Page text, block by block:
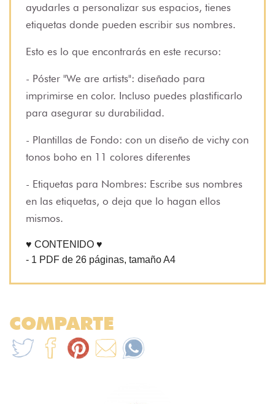
ayudarles a personalizar sus espacios, tienes
etiquetas donde pueden escribir sus nombres.
Esto es lo que encontrarás en este recurso:
- Póster "We are artists": diseñado para
imprimirse en color. Incluso puedes plastificarlo
para asegurar su durabilidad.
- Plantillas de Fondo: con un diseño de vichy con
tonos boho en 11 colores diferentes
- Etiquetas para Nombres: Escribe sus nombres
en las etiquetas, o deja que lo hagan ellos
mismos.
♥ CONTENIDO ♥
- 1 PDF de 26 páginas, tamaño A4
COMPARTE